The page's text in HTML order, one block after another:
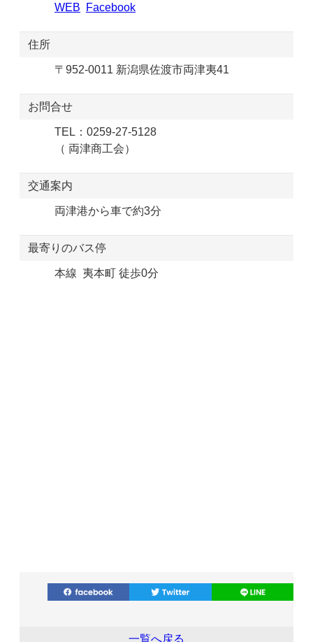
WEB Facebook
住所
〒952-0011 新潟県佐渡市両津夷41
お問合せ
TEL：0259-27-5128
（ 両津商工会）
交通案内
両津港から車で約3分
最寄りのバス停
本線 夷本町 徒歩0分
一覧へ戻る